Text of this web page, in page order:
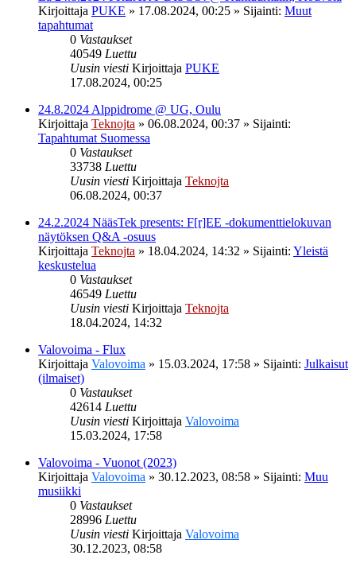
Kirjoittaja PUKE » 17.08.2024, 00:25 » Sijainti: Muut
tapahtumat
0 Vastaukset
40549 Luettu
Uusin viesti Kirjoittaja PUKE
17.08.2024, 00:25
24.8.2024 Alppidrome @ UG, Oulu
Kirjoittaja Teknojta » 06.08.2024, 00:37 » Sijainti:
Tapahtumat Suomessa
0 Vastaukset
33738 Luettu
Uusin viesti Kirjoittaja Teknojta
06.08.2024, 00:37
24.2.2024 NääsTek presents: F[r]EE -dokumenttielokuvan
näytöksen Q&A -osuus
Kirjoittaja Teknojta » 18.04.2024, 14:32 » Sijainti: Yleistä
keskustelua
0 Vastaukset
46549 Luettu
Uusin viesti Kirjoittaja Teknojta
18.04.2024, 14:32
Valovoima - Flux
Kirjoittaja Valovoima » 15.03.2024, 17:58 » Sijainti: Julkaisut
(ilmaiset)
0 Vastaukset
42614 Luettu
Uusin viesti Kirjoittaja Valovoima
15.03.2024, 17:58
Valovoima - Vuonot (2023)
Kirjoittaja Valovoima » 30.12.2023, 08:58 » Sijainti: Muu
musiikki
0 Vastaukset
28996 Luettu
Uusin viesti Kirjoittaja Valovoima
30.12.2023, 08:58